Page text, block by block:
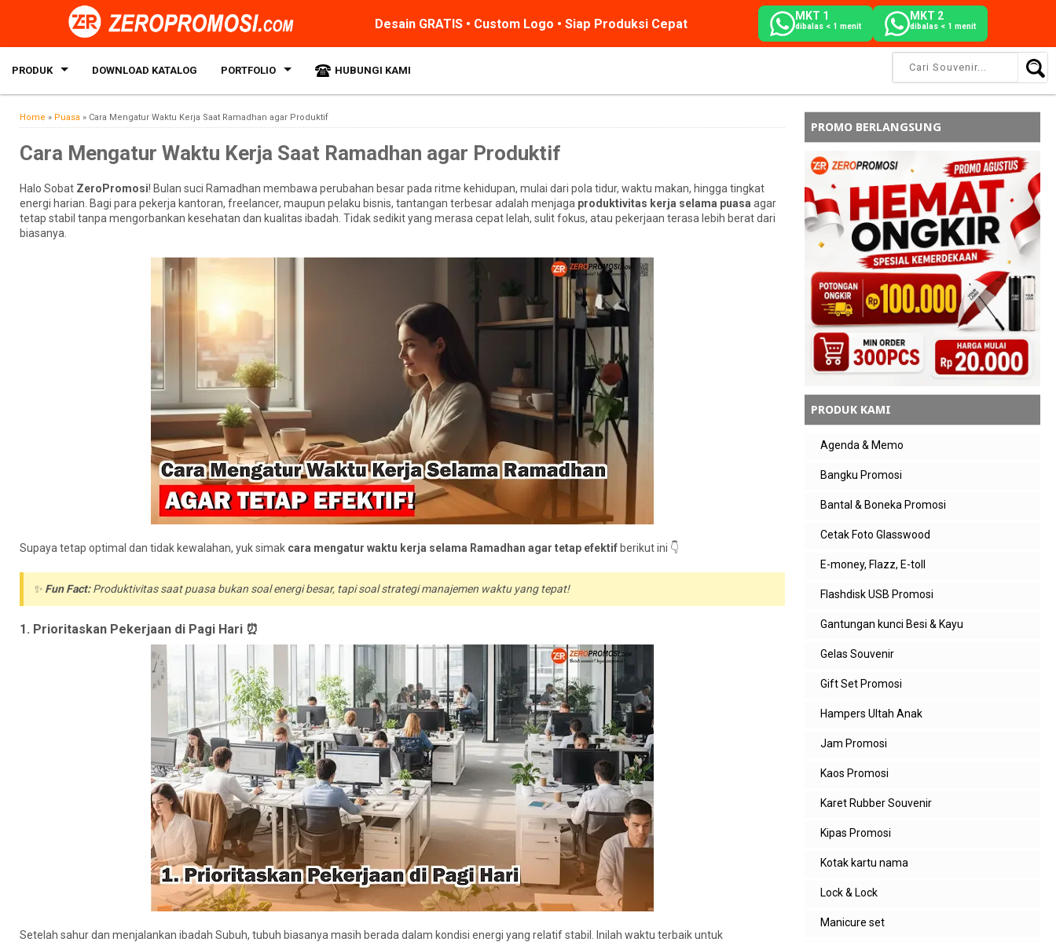
Desain GRATIS • Custom Logo • Siap Produksi Cepat
MKT 1
dibalas < 1 menit
MKT 2
dibalas < 1 menit
PRODUK DOWNLOAD KATALOG PORTFOLIO HUBUNGI KAMI
Home » Puasa » Cara Mengatur Waktu Kerja Saat Ramadhan agar Produktif
Cara Mengatur Waktu Kerja Saat Ramadhan agar Produktif
Halo Sobat ZeroPromosi! Bulan suci Ramadhan membawa perubahan besar pada ritme kehidupan, mulai dari pola tidur, waktu makan, hingga tingkat
energi harian. Bagi para pekerja kantoran, freelancer, maupun pelaku bisnis, tantangan terbesar adalah menjaga produktivitas kerja selama puasa agar
tetap stabil tanpa mengorbankan kesehatan dan kualitas ibadah. Tidak sedikit yang merasa cepat lelah, sulit fokus, atau pekerjaan terasa lebih berat dari
biasanya.
Supaya tetap optimal dan tidak kewalahan, yuk simak cara mengatur waktu kerja selama Ramadhan agar tetap efektif berikut ini 👇
✨ Fun Fact:Produktivitas saat puasa bukan soal energi besar, tapi soal strategi manajemen waktu yang tepat!
1. Prioritaskan Pekerjaan di Pagi Hari ⏰
Setelah sahur dan menjalankan ibadah Subuh, tubuh biasanya masih berada dalam kondisi energi yang relatif stabil. Inilah waktu terbaik untuk
PROMO BERLANGSUNG
PRODUK KAMI
Agenda & Memo
Bangku Promosi
Bantal & Boneka Promosi
Cetak Foto Glasswood
E-money, Flazz, E-toll
Flashdisk USB Promosi
Gantungan kunci Besi & Kayu
Gelas Souvenir
Gift Set Promosi
Hampers Ultah Anak
Jam Promosi
Kaos Promosi
Karet Rubber Souvenir
Kipas Promosi
Kotak kartu nama
Lock & Lock
Manicure set